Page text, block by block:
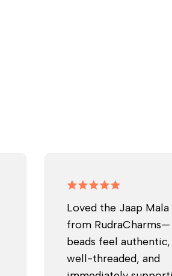
Loved the Jaap Mala
from RudraCharms—
beads feel authentic,
well-threaded, and